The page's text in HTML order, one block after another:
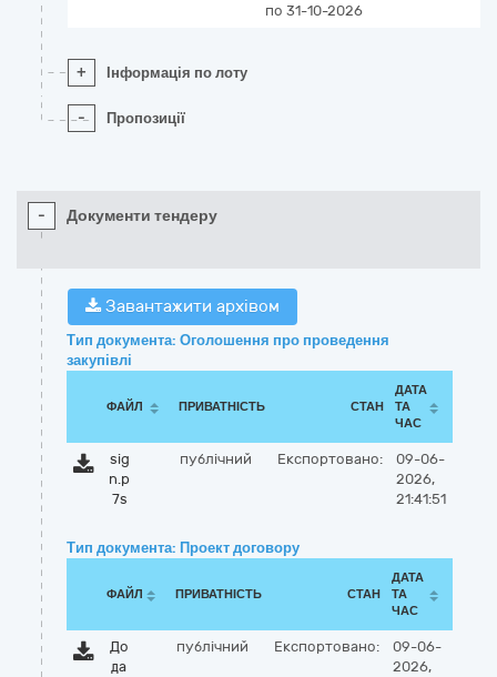
по 31-10-2026
+ Інформація по лоту
- Пропозиції
- Документи тендеру
Завантажити архівом
Тип документа: Оголошення про проведення
закупівлі
ФАЙЛ ПРИВАТНІСТЬ СТАН
ДАТА
ТА
ЧАС
sig
n.p
7s
публічний Експортовано:
09-06-
2026,
21:41:51
Тип документа: Проект договору
ФАЙЛ ПРИВАТНІСТЬ СТАН
ДАТА
ТА
ЧАС
До
да
публічний Експортовано:
09-06-
2026,